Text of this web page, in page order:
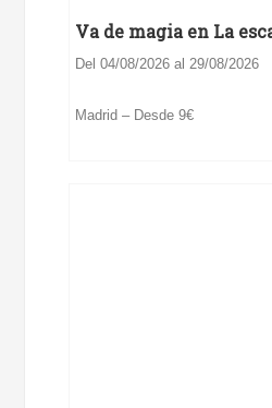
Va de magia en La
Del 04/08/2026 al 29/08/2026
Madrid – Desde 9€